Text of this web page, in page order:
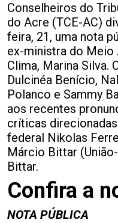
Conselheiros do
do Acre (TCE-AC)
feira, 21, uma nota
ex-ministra do Meio
Clima, Marina Silva.
Dulcinéa Benício,
Polanco e Sammy
aos recentes
críticas
federal Nikolas
Márcio Bittar
Bittar.
Confira a
NOTA PÚBLICA